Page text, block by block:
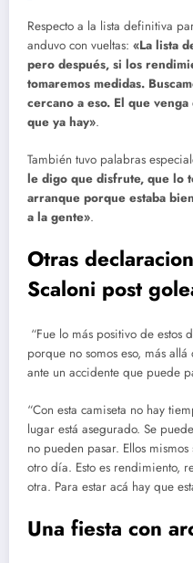
Respecto a la lista definitiva
anduvo con vueltas: «La lista
pero después, si los
tomaremos medidas.
cercano a eso. El que
que ya hay».
También tuvo palabras
le digo que disfrute, que lo
arranque porque estaba
a la gente».
Otras
Scaloni post
“Fue lo más positivo de
porque no somos eso, más
ante un accidente que puede
“Con esta camiseta no hay
lugar está asegurado. Se
no pueden pasar. Ellos
otro día. Esto es rendimiento,
otra. Para estar acá hay que
Una fiesta con